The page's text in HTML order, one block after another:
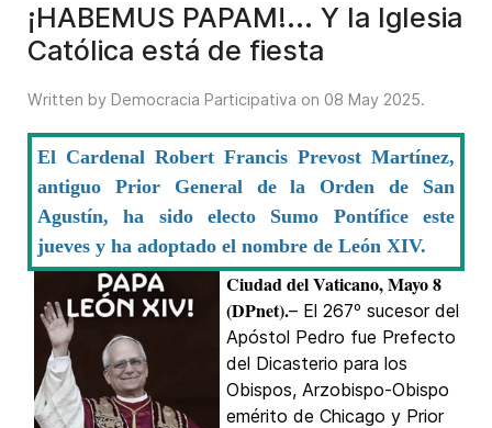
¡HABEMUS PAPAM!... Y la Iglesia
Católica está de fiesta
Written by Democracia Participativa on 08 May 2025.
El Cardenal Robert Francis Prevost Martínez,
antiguo Prior General de la Orden de San
Agustín, ha sido electo Sumo Pontífice este
jueves y ha adoptado el nombre de León XIV.
Ciudad del Vaticano, Mayo 8
(DPnet).– El 267º sucesor del
Apóstol Pedro fue Prefecto
del Dicasterio para los
Obispos, Arzobispo-Obispo
emérito de Chicago y Prior